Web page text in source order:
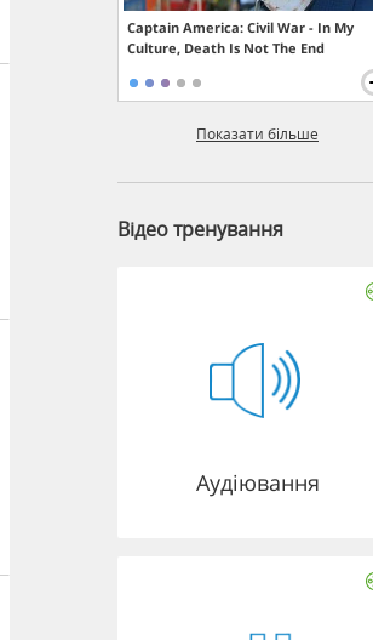
Captain America: Civil War - In My
Culture, Death Is Not The End
Показати більше
Відео тренування
Аудіювання